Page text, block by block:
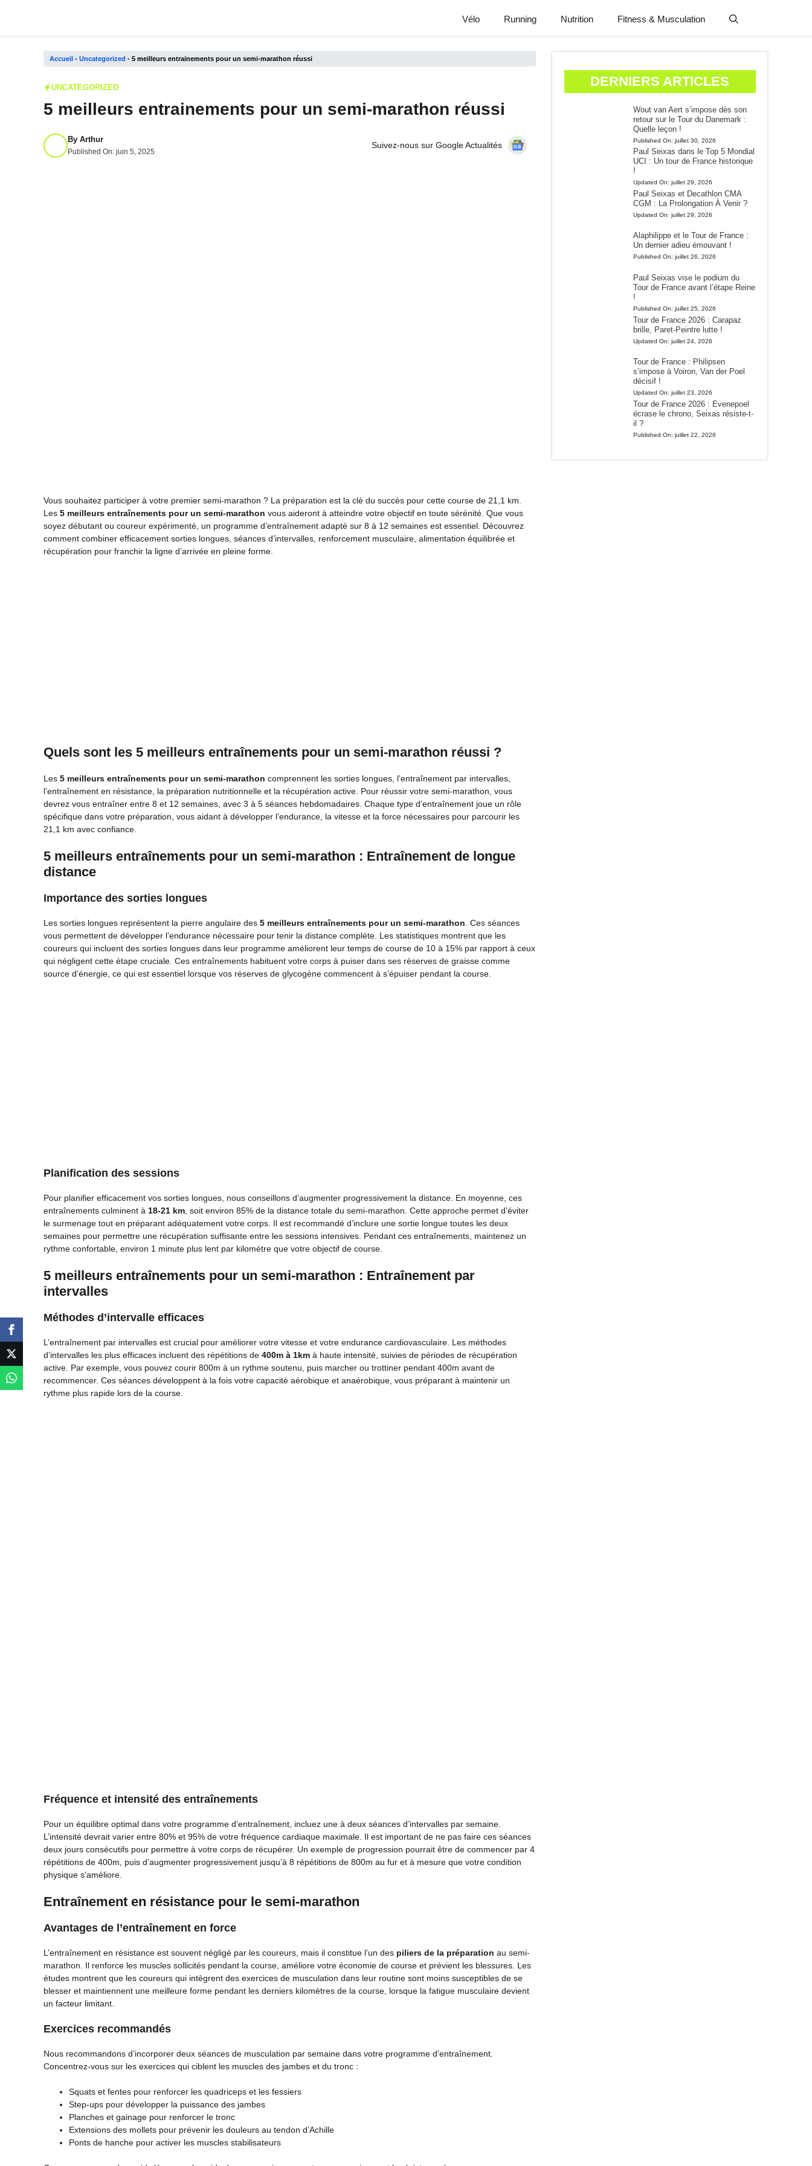
Vélo Running Nutrition Fitness & Musculation
Accueil - Uncategorized - 5 meilleurs entrainements pour un semi-marathon réussi
UNCATEGORIZED
5 meilleurs entrainements pour un semi-marathon réussi
By Arthur
Published On: juin 5, 2025
Suivez-nous sur Google Actualités
Vous souhaitez participer à votre premier semi-marathon ? La préparation est la clé du succès pour cette course de 21,1 km.
Les 5 meilleurs entraînements pour un semi-marathon vous aideront à atteindre votre objectif en toute sérénité. Que vous
soyez débutant ou coureur expérimenté, un programme d’entraînement adapté sur 8 à 12 semaines est essentiel. Découvrez
comment combiner efficacement sorties longues, séances d’intervalles, renforcement musculaire, alimentation équilibrée et
récupération pour franchir la ligne d’arrivée en pleine forme.
Quels sont les 5 meilleurs entraînements pour un semi-marathon réussi ?
Les 5 meilleurs entraînements pour un semi-marathon comprennent les sorties longues, l’entraînement par intervalles,
l’entraînement en résistance, la préparation nutritionnelle et la récupération active. Pour réussir votre semi-marathon, vous
devrez vous entraîner entre 8 et 12 semaines, avec 3 à 5 séances hebdomadaires. Chaque type d’entraînement joue un rôle
spécifique dans votre préparation, vous aidant à développer l’endurance, la vitesse et la force nécessaires pour parcourir les
21,1 km avec confiance.
5 meilleurs entraînements pour un semi-marathon : Entraînement de longue
distance
Importance des sorties longues
Les sorties longues représentent la pierre angulaire des 5 meilleurs entraînements pour un semi-marathon. Ces séances
vous permettent de développer l’endurance nécessaire pour tenir la distance complète. Les statistiques montrent que les
coureurs qui incluent des sorties longues dans leur programme améliorent leur temps de course de 10 à 15% par rapport à ceux
qui négligent cette étape cruciale. Ces entraînements habituent votre corps à puiser dans ses réserves de graisse comme
source d’énergie, ce qui est essentiel lorsque vos réserves de glycogène commencent à s’épuiser pendant la course.
Planification des sessions
Pour planifier efficacement vos sorties longues, nous conseillons d’augmenter progressivement la distance. En moyenne, ces
entraînements culminent à 18-21 km, soit environ 85% de la distance totale du semi-marathon. Cette approche permet d’éviter
le surmenage tout en préparant adéquatement votre corps. Il est recommandé d’inclure une sortie longue toutes les deux
semaines pour permettre une récupération suffisante entre les sessions intensives. Pendant ces entraînements, maintenez un
rythme confortable, environ 1 minute plus lent par kilomètre que votre objectif de course.
5 meilleurs entraînements pour un semi-marathon : Entraînement par
intervalles
Méthodes d’intervalle efficaces
L’entraînement par intervalles est crucial pour améliorer votre vitesse et votre endurance cardiovasculaire. Les méthodes
d’intervalles les plus efficaces incluent des répétitions de 400m à 1km à haute intensité, suivies de périodes de récupération
active. Par exemple, vous pouvez courir 800m à un rythme soutenu, puis marcher ou trottiner pendant 400m avant de
recommencer. Ces séances développent à la fois votre capacité aérobique et anaérobique, vous préparant à maintenir un
rythme plus rapide lors de la course.
Fréquence et intensité des entraînements
Pour un équilibre optimal dans votre programme d’entraînement, incluez une à deux séances d’intervalles par semaine.
L’intensité devrait varier entre 80% et 95% de votre fréquence cardiaque maximale. Il est important de ne pas faire ces séances
deux jours consécutifs pour permettre à votre corps de récupérer. Un exemple de progression pourrait être de commencer par 4
répétitions de 400m, puis d’augmenter progressivement jusqu’à 8 répétitions de 800m au fur et à mesure que votre condition
physique s’améliore.
Entraînement en résistance pour le semi-marathon
Avantages de l’entraînement en force
L’entraînement en résistance est souvent négligé par les coureurs, mais il constitue l’un des piliers de la préparation au semi-
marathon. Il renforce les muscles sollicités pendant la course, améliore votre économie de course et prévient les blessures. Les
études montrent que les coureurs qui intègrent des exercices de musculation dans leur routine sont moins susceptibles de se
blesser et maintiennent une meilleure forme pendant les derniers kilomètres de la course, lorsque la fatigue musculaire devient
un facteur limitant.
Exercices recommandés
Nous recommandons d’incorporer deux séances de musculation par semaine dans votre programme d’entraînement.
Concentrez-vous sur les exercices qui ciblent les muscles des jambes et du tronc :
Squats et fentes pour renforcer les quadriceps et les fessiers
Step-ups pour développer la puissance des jambes
Planches et gainage pour renforcer le tronc
Extensions des mollets pour prévenir les douleurs au tendon d’Achille
Ponts de hanche pour activer les muscles stabilisateurs
DERNIERS ARTICLES
Wout van Aert s’impose dès son
retour sur le Tour du Danemark :
Quelle leçon !
Published On: juillet 30, 2026
Paul Seixas dans le Top 5 Mondial
UCI : Un tour de France historique
!
Updated On: juillet 29, 2026
Paul Seixas et Decathlon CMA
CGM : La Prolongation À Venir ?
Updated On: juillet 29, 2026
Alaphilippe et le Tour de France :
Un dernier adieu émouvant !
Published On: juillet 26, 2026
Paul Seixas vise le podium du
Tour de France avant l’étape Reine
!
Published On: juillet 25, 2026
Tour de France 2026 : Carapaz
brille, Paret-Peintre lutte !
Updated On: juillet 24, 2026
Tour de France : Philipsen
s’impose à Voiron, Van der Poel
décisif !
Updated On: juillet 23, 2026
Tour de France 2026 : Evenepoel
écrase le chrono, Seixas résiste-t-
il ?
Published On: juillet 22, 2026